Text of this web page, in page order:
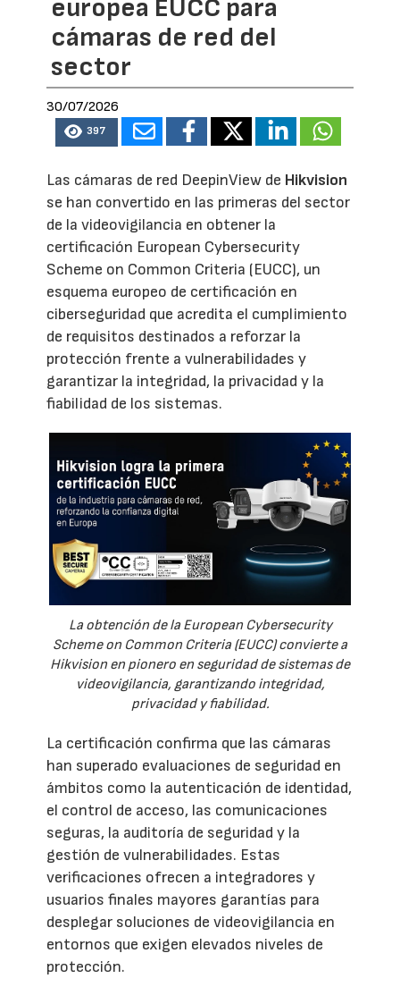
europea EUCC para
cámaras de red del
sector
30/07/2026
397
Las cámaras de red DeepinView de Hikvision
se han convertido en las primeras del sector
de la videovigilancia en obtener la
certificación European Cybersecurity
Scheme on Common Criteria (EUCC), un
esquema europeo de certificación en
ciberseguridad que acredita el cumplimiento
de requisitos destinados a reforzar la
protección frente a vulnerabilidades y
garantizar la integridad, la privacidad y la
fiabilidad de los sistemas.
La obtención de la European Cybersecurity
Scheme on Common Criteria (EUCC) convierte a
Hikvision en pionero en seguridad de sistemas de
videovigilancia, garantizando integridad,
privacidad y fiabilidad.
La certificación confirma que las cámaras
han superado evaluaciones de seguridad en
ámbitos como la autenticación de identidad,
el control de acceso, las comunicaciones
seguras, la auditoría de seguridad y la
gestión de vulnerabilidades. Estas
verificaciones ofrecen a integradores y
usuarios finales mayores garantías para
desplegar soluciones de videovigilancia en
entornos que exigen elevados niveles de
protección.